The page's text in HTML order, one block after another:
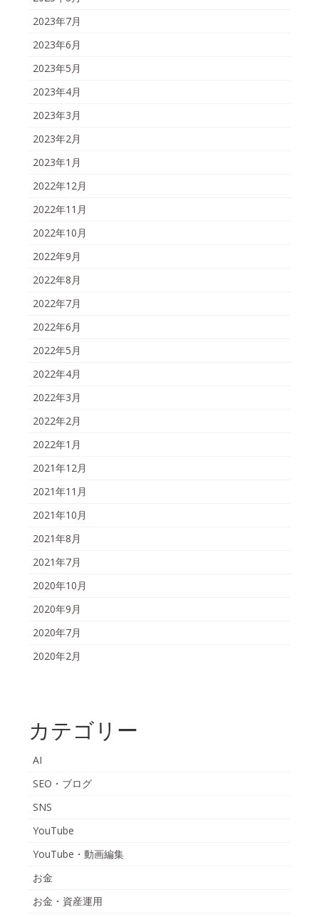
2023年7月
2023年6月
2023年5月
2023年4月
2023年3月
2023年2月
2023年1月
2022年12月
2022年11月
2022年10月
2022年9月
2022年8月
2022年7月
2022年6月
2022年5月
2022年4月
2022年3月
2022年2月
2022年1月
2021年12月
2021年11月
2021年10月
2021年8月
2021年7月
2020年10月
2020年9月
2020年7月
2020年2月
カテゴリー
AI
SEO・ブログ
SNS
YouTube
YouTube・動画編集
お金
お金・資産運用